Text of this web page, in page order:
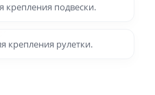
крепления подвески.
крепления рулетки.